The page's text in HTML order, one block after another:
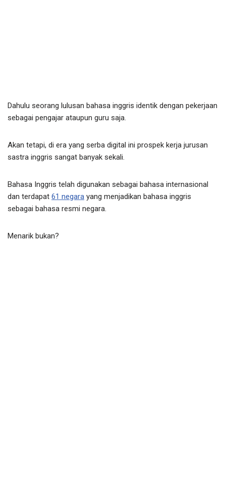
Dahulu seorang lulusan bahasa inggris identik dengan pekerjaan
sebagai pengajar ataupun guru saja.
Akan tetapi, di era yang serba digital ini prospek kerja jurusan
sastra inggris sangat banyak sekali.
Bahasa Inggris telah digunakan sebagai bahasa internasional
dan terdapat 61 negara yang menjadikan bahasa inggris
sebagai bahasa resmi negara.
Menarik bukan?